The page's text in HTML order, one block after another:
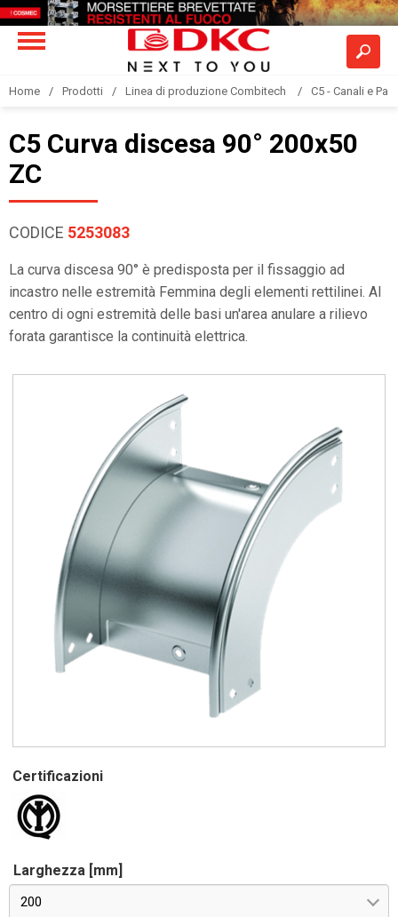
Home Prodotti Linea di produzione Combitech C5 - Canali e
C5 Curva discesa 90° 200x50
ZC
CODICE 5253083
La curva discesa 90° è predisposta per il fissaggio ad
incastro nelle estremità Femmina degli elementi rettilinei. Al
centro di ogni estremità delle basi un'area anulare a rilievo
forata garantisce la continuità elettrica.
Certificazioni
Larghezza [mm]
200